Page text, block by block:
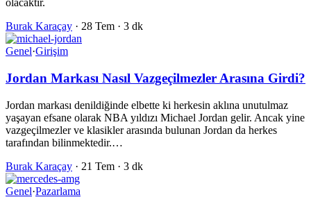
olacaktır.
Burak Karaçay · 28 Tem · 3 dk
Genel·Girişim
Jordan Markası Nasıl Vazgeçilmezler Arasına Girdi?
Jordan markası denildiğinde elbette ki herkesin aklına unutulmaz
yaşayan efsane olarak NBA yıldızı Michael Jordan gelir. Ancak yine
vazgeçilmezler ve klasikler arasında bulunan Jordan da herkes
tarafından bilinmektedir.…
Burak Karaçay · 21 Tem · 3 dk
Genel·Pazarlama